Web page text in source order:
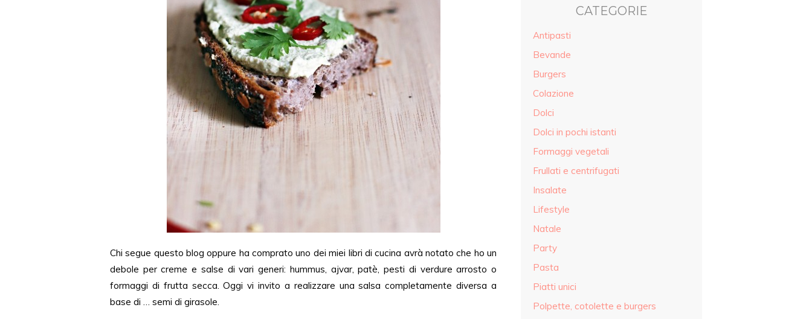
Chi segue questo blog oppure ha comprato uno dei miei libri di cucina avrà notato che ho un
debole per creme e salse di vari generi: hummus, ajvar, patè, pesti di verdure arrosto o
formaggi di frutta secca. Oggi vi invito a realizzare una salsa completamente diversa a
base di … semi di girasole.
CATEGORIE
Antipasti
Bevande
Burgers
Colazione
Dolci
Dolci in pochi istanti
Formaggi vegetali
Frullati e centrifugati
Insalate
Lifestyle
Natale
Party
Pasta
Piatti unici
Polpette, cotolette e burgers